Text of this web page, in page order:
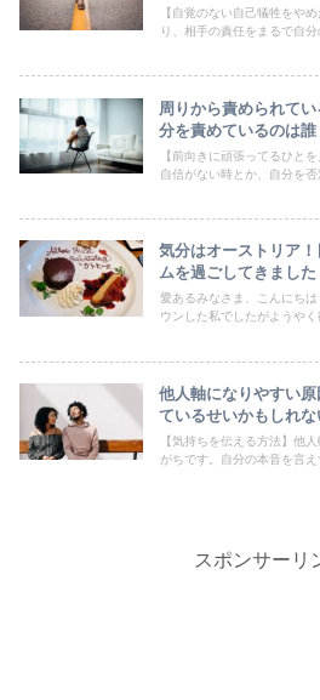
【自覚のない自己犠牲をや
り、相手の責任をまるで自分
周りから責められて
分を責めているのは誰
【前向きに頑張ってるひと
自信がない時とか、自分を否
気分はオーストリア
ムを過ごしてきました
愛あるみなさま、こんにち
ウンした私でしたがようや
他人軸になりやすい
ているせいかもしれな
【気持ちを伝える方法】他
がちです。自分の本音を言
スポンサーリ